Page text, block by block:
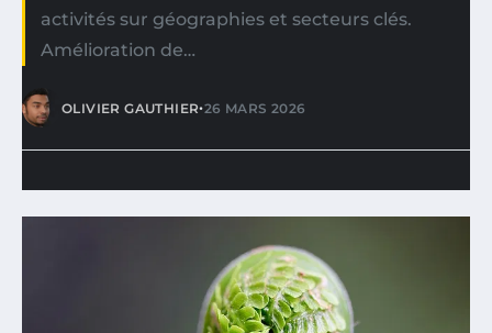
activités sur géographies et secteurs clés.
Amélioration de…
OLIVIER GAUTHIER•26 MARS 2026